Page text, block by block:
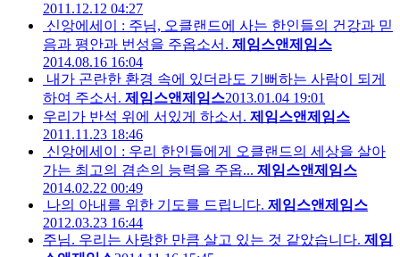
2011.12.12 04:27
신앙에세이 : 주님, 오클랜드에 사는 한인들의 건강과 믿
음과 평안과 번성을 주옵소서. 제임스앤제임스
2014.08.16 16:04
내가 곤란한 환경 속에 있더라도 기뻐하는 사람이 되게
하여 주소서. 제임스앤제임스2013.01.04 19:01
우리가 반석 위에 서있게 하소서. 제임스앤제임스
2011.11.23 18:46
신앙에세이 : 우리 한인들에게 오클랜드의 세상을 살아
가는 최고의 겸손의 능력을 주옵... 제임스앤제임스
2014.02.22 00:49
나의 아내를 위한 기도를 드립니다. 제임스앤제임스
2012.03.23 16:44
주님. 우리는 사랑한 만큼 살고 있는 것 같았습니다. 제임